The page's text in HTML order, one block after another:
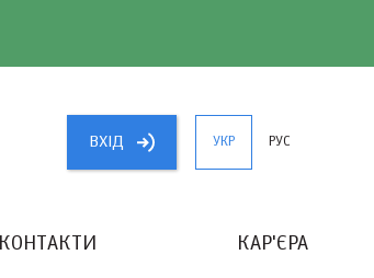
ВХIД УКР РУС
КОНТАКТИ КАР'ЄРА